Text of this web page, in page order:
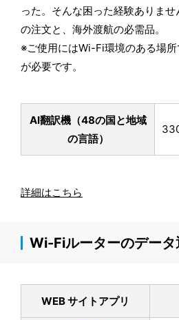
った。そんな困った経験ありま
の注文と、海外渡航の必需品。
※ご使用にはWi-Fi環境のある場
が必要です。
AI翻訳機（48の国と地域
の言語）
詳細はこちら
Wi-Fiルーターのデータ
WEB サイトアプリ